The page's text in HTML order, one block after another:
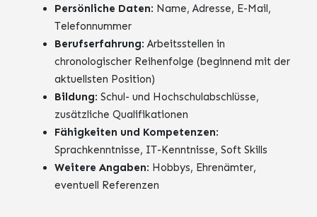
Persönliche Daten: Name, Adresse, E-Mail,
Telefonnummer
Berufserfahrung: Arbeitsstellen in
chronologischer Reihenfolge (beginnend mit der
aktuellsten Position)
Bildung: Schul- und Hochschulabschlüsse,
zusätzliche Qualifikationen
Fähigkeiten und Kompetenzen:
Sprachkenntnisse, IT-Kenntnisse, Soft Skills
Weitere Angaben: Hobbys, Ehrenämter,
eventuell Referenzen